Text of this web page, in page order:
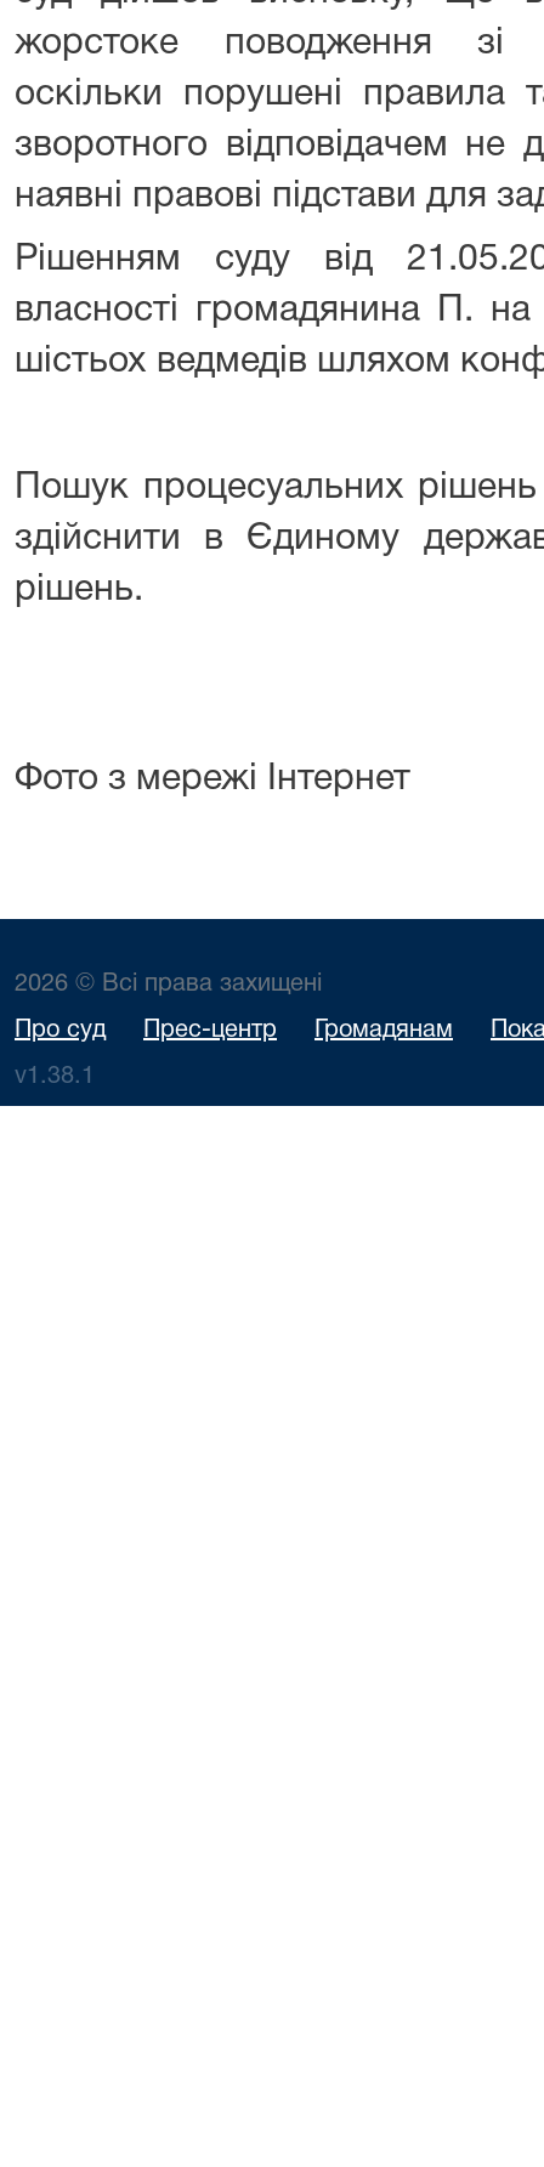
жорстоке поводження зі
оскільки порушені правила
зворотного відповідачем не
наявні правові підстави для
Рішенням суду від
власності громадянина П. на
шістьох ведмедів шляхом
Пошук процесуальних
здійснити в Єдиному
рішень.
Фото з мережі Інтернет
2026 © Всі права захищені
Про суд Прес-центр Громадянам
v1.38.1